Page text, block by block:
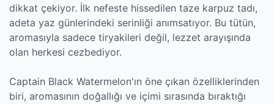
dikkat çekiyor. İlk nefeste hissedilen taze karpuz tadı,
adeta yaz günlerindeki serinliği anımsatıyor. Bu tütün,
aromasıyla sadece tiryakileri değil, lezzet arayışında
olan herkesi cezbediyor.
Captain Black Watermelon'ın öne çıkan özelliklerinden
biri, aromasının doğallığı ve içimi sırasında bıraktığı